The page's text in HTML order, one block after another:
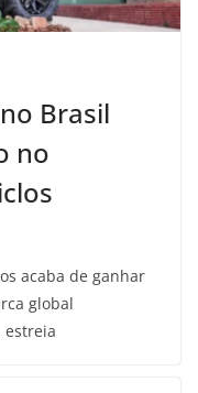
Brasil
no
acaba de ganhar
global
estreia